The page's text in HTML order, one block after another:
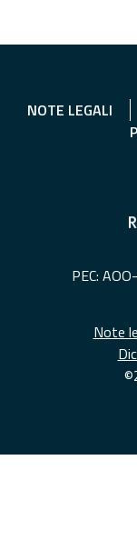
NOTE LEGALI
PEC:
Note